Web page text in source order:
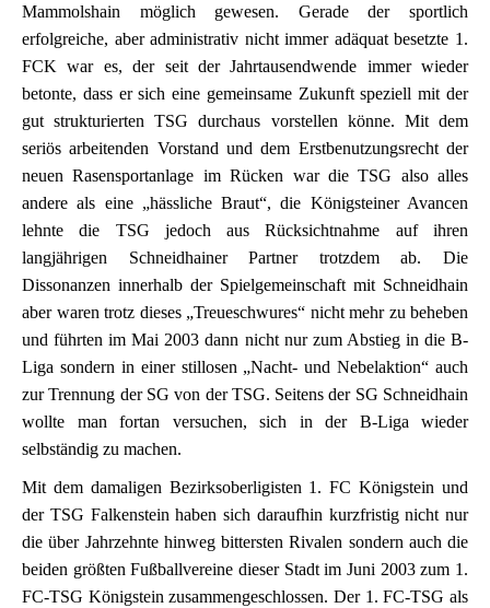
Mammolshain möglich gewesen. Gerade der sportlich
erfolgreiche, aber administrativ nicht immer adäquat besetzte 1.
FCK war es, der seit der Jahrtausendwende immer wieder
betonte, dass er sich eine gemeinsame Zukunft speziell mit der
gut strukturierten TSG durchaus vorstellen könne. Mit dem
seriös arbeitenden Vorstand und dem Erstbenutzungsrecht der
neuen Rasensportanlage im Rücken war die TSG also alles
andere als eine „hässliche Braut“, die Königsteiner Avancen
lehnte die TSG jedoch aus Rücksichtnahme auf ihren
langjährigen Schneidhainer Partner trotzdem ab. Die
Dissonanzen innerhalb der Spielgemeinschaft mit Schneidhain
aber waren trotz dieses „Treueschwures“ nicht mehr zu beheben
und führten im Mai 2003 dann nicht nur zum Abstieg in die B-
Liga sondern in einer stillosen „Nacht- und Nebelaktion“ auch
zur Trennung der SG von der TSG. Seitens der SG Schneidhain
wollte man fortan versuchen, sich in der B-Liga wieder
selbständig zu machen.
Mit dem damaligen Bezirksoberligisten 1. FC Königstein und
der TSG Falkenstein haben sich daraufhin kurzfristig nicht nur
die über Jahrzehnte hinweg bittersten Rivalen sondern auch die
beiden größten Fußballvereine dieser Stadt im Juni 2003 zum 1.
FC-TSG Königstein zusammengeschlossen. Der 1. FC-TSG als